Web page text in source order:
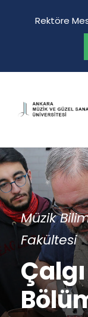
Rektöre
Müzik
Fakültesi